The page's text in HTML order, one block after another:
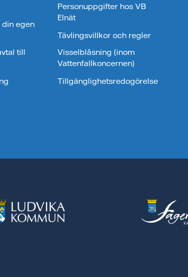
din egen
till
Personuppgifter hos VB
Elnät
Tävlingsvillkor och regler
Visselblåsning (inom
Vattenfallkoncernen)
Tillgänglighetsredogörelse